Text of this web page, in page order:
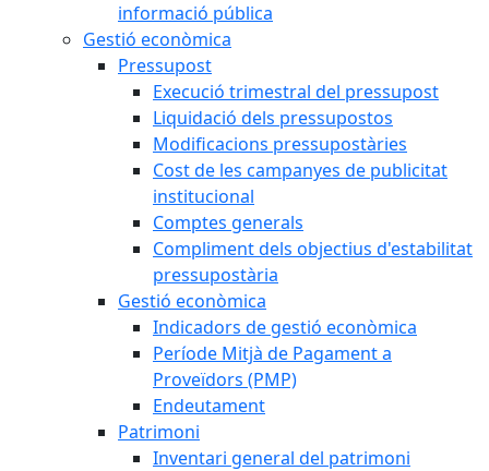
informació pública
Gestió econòmica
Pressupost
Execució trimestral del pressupost
Liquidació dels pressupostos
Modificacions pressupostàries
Cost de les campanyes de publicitat
institucional
Comptes generals
Compliment dels objectius d'estabilitat
pressupostària
Gestió econòmica
Indicadors de gestió econòmica
Període Mitjà de Pagament a
Proveïdors (PMP)
Endeutament
Patrimoni
Inventari general del patrimoni